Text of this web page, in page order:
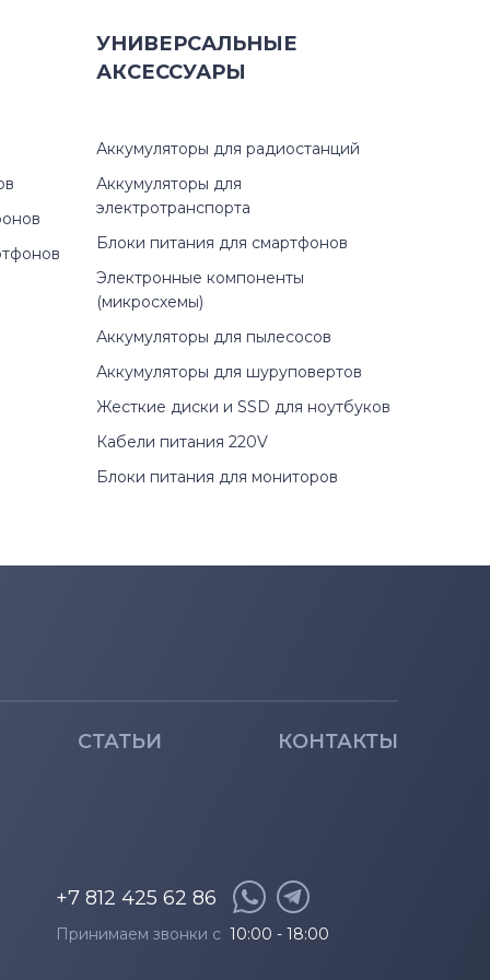
УНИВЕРСАЛЬНЫЕ
АКСЕССУАРЫ
Аккумуляторы для радиостанций
Аккумуляторы для
электротранспорта
Блоки питания для смартфонов
Электронные компоненты
(микросхемы)
Аккумуляторы для пылесосов
Аккумуляторы для шуруповертов
Жесткие диски и SSD для ноутбуков
Кабели питания 220V
Блоки питания для мониторов
СТАТЬИ КОНТАКТЫ
+7 812 425 62 86
Принимаем звонки с 10:00 - 18:00